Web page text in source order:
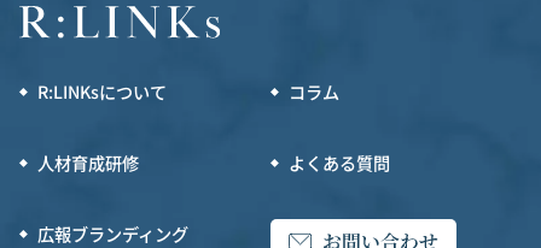
R:LINKsについて
人材育成研修
広報ブランディング
コラム
よくある質問